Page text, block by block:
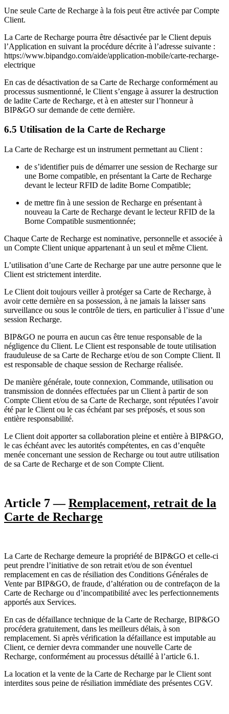
Une seule Carte de Recharge à la fois peut être activée par Compte
Client.
La Carte de Recharge pourra être désactivée par le Client depuis
l’Application en suivant la procédure décrite à l’adresse suivante :
https://www.bipandgo.com/aide/application-mobile/carte-recharge-
electrique
En cas de désactivation de sa Carte de Recharge conformément au
processus susmentionné, le Client s’engage à assurer la destruction
de ladite Carte de Recharge, et à en attester sur l’honneur à
BIP&GO sur demande de cette dernière.
6.5 Utilisation de la Carte de Recharge
La Carte de Recharge est un instrument permettant au Client :
de s’identifier puis de démarrer une session de Recharge sur
une Borne compatible, en présentant la Carte de Recharge
devant le lecteur RFID de ladite Borne Compatible;
de mettre fin à une session de Recharge en présentant à
nouveau la Carte de Recharge devant le lecteur RFID de la
Borne Compatible susmentionnée;
Chaque Carte de Recharge est nominative, personnelle et associée à
un Compte Client unique appartenant à un seul et même Client.
L’utilisation d’une Carte de Recharge par une autre personne que le
Client est strictement interdite.
Le Client doit toujours veiller à protéger sa Carte de Recharge, à
avoir cette dernière en sa possession, à ne jamais la laisser sans
surveillance ou sous le contrôle de tiers, en particulier à l’issue d’une
session Recharge.
BIP&GO ne pourra en aucun cas être tenue responsable de la
négligence du Client. Le Client est responsable de toute utilisation
frauduleuse de sa Carte de Recharge et/ou de son Compte Client. Il
est responsable de chaque session de Recharge réalisée.
De manière générale, toute connexion, Commande, utilisation ou
transmission de données effectuées par un Client à partir de son
Compte Client et/ou de sa Carte de Recharge, sont réputées l’avoir
été par le Client ou le cas échéant par ses préposés, et sous son
entière responsabilité.
Le Client doit apporter sa collaboration pleine et entière à BIP&GO,
le cas échéant avec les autorités compétentes, en cas d’enquête
menée concernant une session de Recharge ou tout autre utilisation
de sa Carte de Recharge et de son Compte Client.
Article 7 —Remplacement, retrait de la
Carte de Recharge
La Carte de Recharge demeure la propriété de BIP&GO et celle-ci
peut prendre l’initiative de son retrait et/ou de son éventuel
remplacement en cas de résiliation des Conditions Générales de
Vente par BIP&GO, de fraude, d’altération ou de contrefaçon de la
Carte de Recharge ou d’incompatibilité avec les perfectionnements
apportés aux Services.
En cas de défaillance technique de la Carte de Recharge, BIP&GO
procédera gratuitement, dans les meilleurs délais, à son
remplacement. Si après vérification la défaillance est imputable au
Client, ce dernier devra commander une nouvelle Carte de
Recharge, conformément au processus détaillé à l’article 6.1.
La location et la vente de la Carte de Recharge par le Client sont
interdites sous peine de résiliation immédiate des présentes CGV.